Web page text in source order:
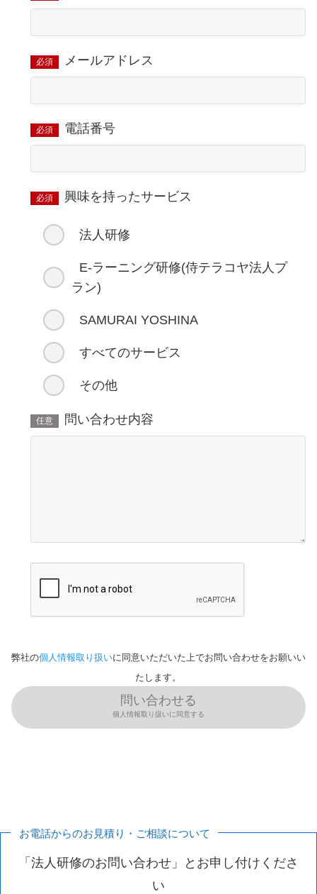
必須 メールアドレス
必須 電話番号
必須 興味を持ったサービス
法人研修
E-ラーニング研修(侍テラコヤ法人プ
ラン)
SAMURAI YOSHINA
すべてのサービス
その他
任意 問い合わせ内容
弊社の個人情報取り扱いに同意いただいた上でお問い合わせをお願いい
たします。
問い合わせる
個人情報取り扱いに同意する
お電話からのお見積り・ご相談について
「法人研修のお問い合わせ」とお申し付けくださ
い